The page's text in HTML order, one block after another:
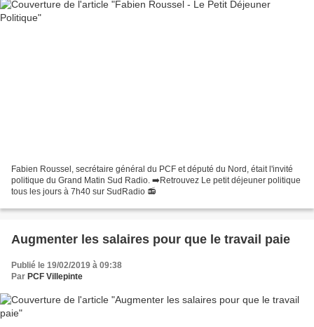
Fabien Roussel, secrétaire général du PCF et député du Nord, était l'invité
politique du Grand Matin Sud Radio. ➡️Retrouvez Le petit déjeuner politique
tous les jours à 7h40 sur SudRadio 📻
Augmenter les salaires pour que le travail paie
Publié le 19/02/2019 à 09:38
Par PCF Villepinte